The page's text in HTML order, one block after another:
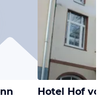
Hotel Hof